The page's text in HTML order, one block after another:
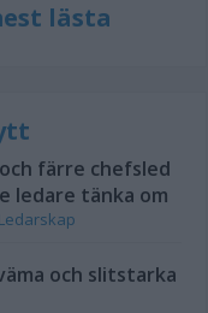
lästa
färre chefsled
ledare tänka om
Ledarskap
och slitstarka